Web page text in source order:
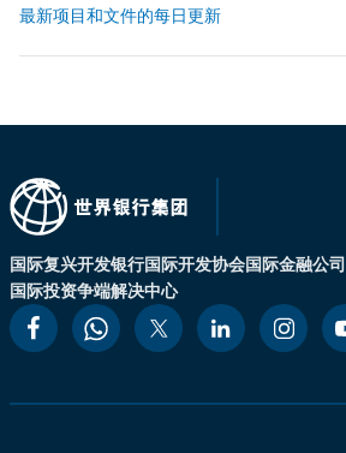
最新项目和文件的每日更新
国际复兴开发银行国际开发协会国际金融公司
国际投资争端解决中心